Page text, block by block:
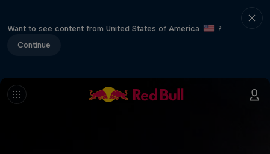
Want to see content from United States of America
?
Continue